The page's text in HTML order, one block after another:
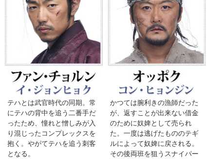
テハとは武官時代の同期。常
にテハの背中を追う二番手だ
ったため、憧れと憎しみが入
り混じったコンプレックスを
抱く。やがてテハを追う刺客
となる。
かつては腕利きの漁師だった
が、返すことが出来ない借金
のために奴婢として売られ
た。一度は逃げたもののテギ
ルによって奴婢に戻される。
その後両班を狙うスナイパー